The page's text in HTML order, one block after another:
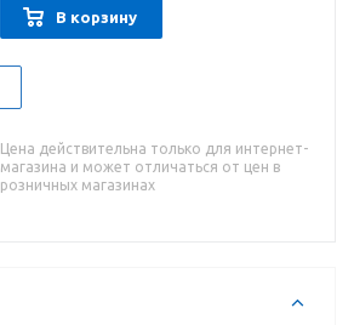
В корзину
Цена действительна только для интернет-
магазина и может отличаться от цен в
розничных магазинах